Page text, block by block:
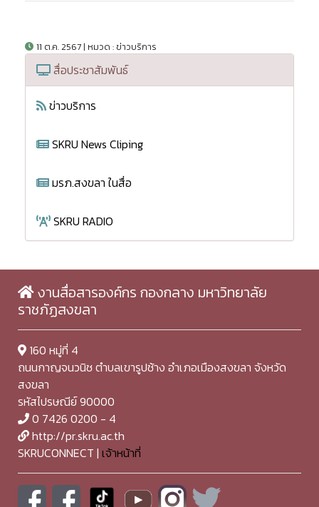
11 ต.ค. 2567 | หมวด : ข่าวบริการ
สื่อประชาสัมพันธ์
ข่าวบริการ
SKRU News Cliping
มรภ.สงขลา ในสื่อ
SKRU RADIO
งานสื่อสารองค์กร กองกลาง มหาวิทยาลัย
ราชภัฏสงขลา
160 หมู่ที่ 4
ถนนกาญจนวนิช ตำบลเขารูปช้าง อำเภอเมืองสงขลา จังหวัด
สงขลา
รหัสไปรษณีย์ 90000
0 7426 0200 - 4
http://pr.skru.ac.th
SKRUCONNECT | เจ้าหน้าที่